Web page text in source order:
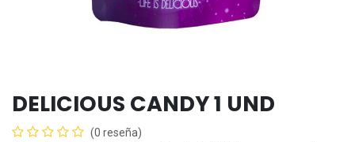
DELICIOUS CANDY 1 UND
(0 reseña)